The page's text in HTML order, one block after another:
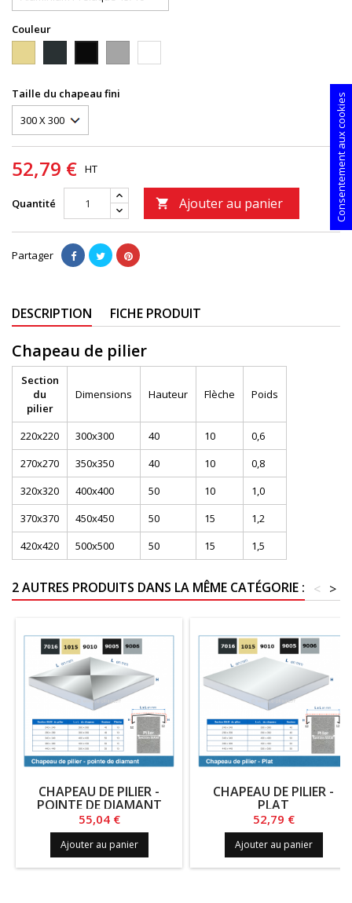
Couleur
Taille du chapeau fini
52,79 € HT
Quantité  Ajouter au panier
Partager
DESCRIPTION FICHE PRODUIT
Chapeau de pilier
Section
du
pilier
Dimensions Hauteur Flèche Poids
220x220 300x300 40 10
0,6
270x270
350x350 40 10
0,8
320x320
400x400 50 10
1,0
370x370
450x450 50 15
1,2
420x420
500x500 50 15 1,5
2 AUTRES PRODUITS DANS LA MÊME CATÉGORIE : >
<
CHAPEAU DE PILIER -
POINTE DE DIAMANT
Prix
55,04 €
Ajouter au panier
CHAPEAU DE PILIER -
PLAT
Prix
52,79 €
Ajouter au panier
Consentement aux cookies